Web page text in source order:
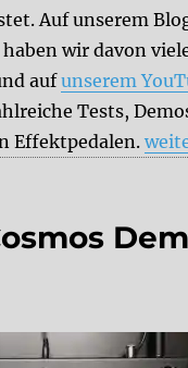
Auf unserem
haben wir davon
aufunserem
Tests,
Effektpedalen.